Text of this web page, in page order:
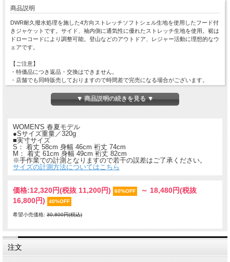
商品説明
DWR耐久撥水処理を施した4方向ストレッチソフトシェル生地を使用したフード付
きジャケットです。サイド、袖内側に通気性に優れたストレッチ生地を使用。裾は
ドローコードにより調整可能。登山などのアウトドア、レジャー活動に理想的なウ
ェアです。
【ご注意】
・特価品につき返品・交換はできません。
・店舗でも同時販売しておりますので時間差で完売になる場合がございます。
以上、予めご了承ください。
▼ 商品説明の続きを見る ▼
WOMEN'S 春夏モデル
●Sサイズ重量／320g
■実寸サイズ
S： 着丈 58cm 身幅 46cm 裄丈 74cm
M： 着丈 61cm 身幅 49cm 裄丈 82cm
※手作業での計測となりますので若干の誤差はご了承ください。
サイズの計測方法についてはこちら
価格:12,320円(税抜 11,200円) 60%OFF ～ 18,480円(税抜
16,800円)
40%OFF
希望小売価格: 30,800円(税込)
注文